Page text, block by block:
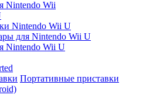
Nintendo Wii
Nintendo Wii U
для Nintendo Wii U
Nintendo Wii U
Портативные приставки